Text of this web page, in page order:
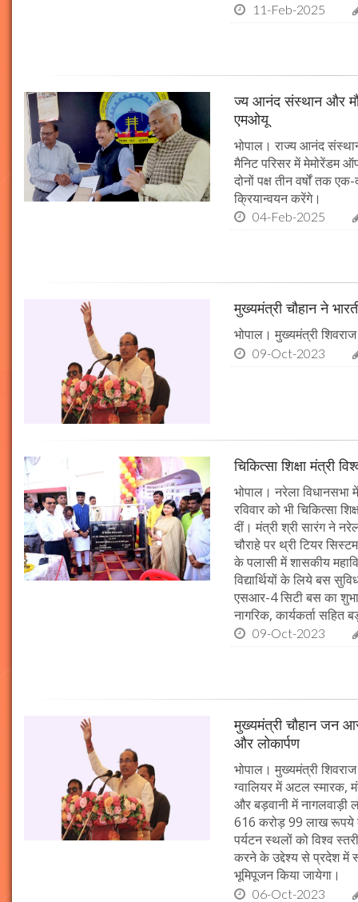
11-Feb-2025
ज्य आनंद संस्थान और
एमओयू
भोपाल। राज्य आनंद
मैनिट परिसर में मेमोरेंडम
दोनों पक्ष तीन वर्षों तक
क्रियान्वयन करेंगे।
04-Feb-2025
मुख्यमंत्री चौहान ने
भोपाल। मुख्यमंत्री
09-Oct-2023
चिकित्सा शिक्षा मंत्री
भोपाल। नरेला विधानसभा
रविवार को भी चिकित्सा
दीं। मंत्री श्री सारंग ने
चौराहे पर थ्री टियर
के पलासी में शासकीय
विद्यार्थियों के लिये बस
एसआर-4 सिटी बस का
नागरिक, कार्यकर्ता सहित
09-Oct-2023
मुख्यमंत्री चौहान जन
और लोकार्पण
भोपाल। मुख्यमंत्री
ग्वालियर में अटल स्मारक,
और बड़वानी में
616 करोड़ 99 लाख रूपये
पर्यटन स्थलों को विश्व
करने के उद्देश्य से प्रदेश में
भूमिपूजन किया जायेगा।
06-Oct-2023